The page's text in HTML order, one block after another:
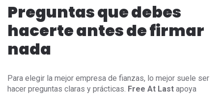
Preguntas que debes
hacerte antes de firmar
nada
Para elegir la mejor empresa de fianzas, lo mejor suele ser
hacer preguntas claras y prácticas. Free At Last apoya